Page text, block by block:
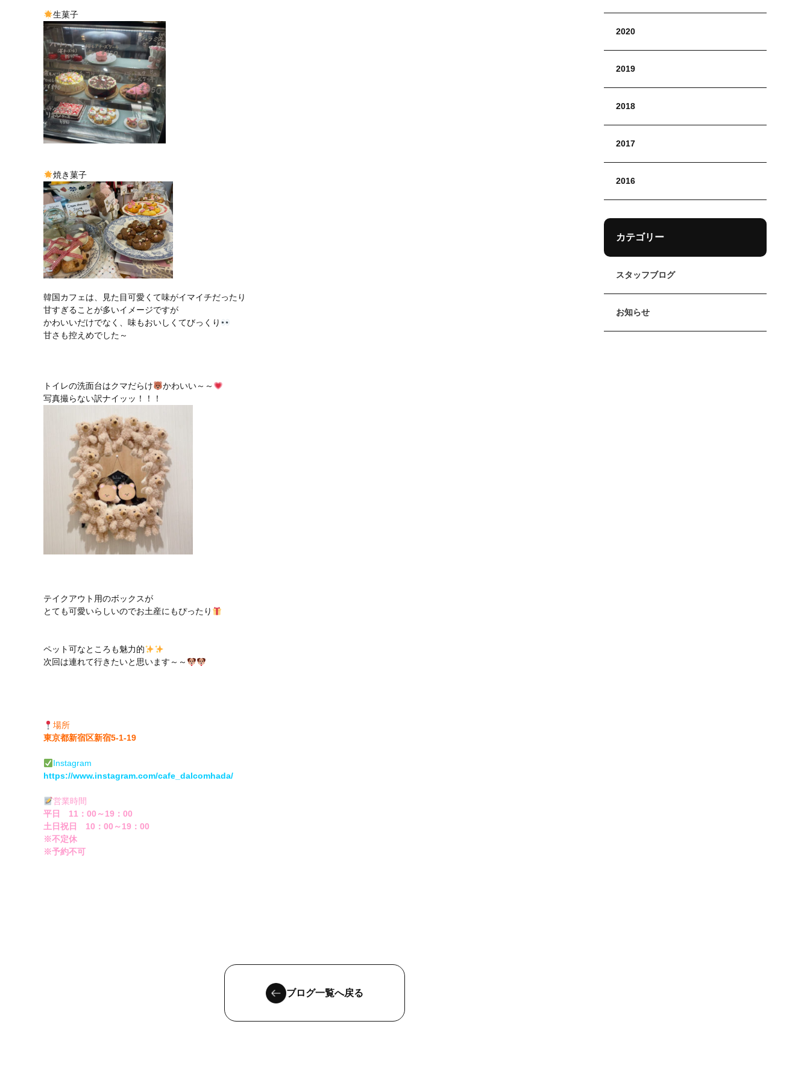
生菓子
焼き菓子
韓国カフェは、見た目可愛くて味がイマイチだったり
甘すぎることが多いイメージですが
かわいいだけでなく、味もおいしくてびっくり
甘さも控えめでした～
トイレの洗面台はクマだらけ
かわいい～～
写真撮らない訳ナイッッ！！！
テイクアウト用のボックスが
とても可愛いらしいのでお土産にもぴったり
ペット可なところも魅力的
次回は連れて行きたいと思います～～
場所
東京都新宿区新宿5-1-19
Instagram
https://www.instagram.com/cafe_dalcomhada/
営業時間
平日 11：00～19：00
土日祝日 10：00～19：00
※不定休
※予約不可
ブログ一覧へ戻る
2020
2019
2018
2017
2016
カテゴリー
スタッフブログ
お知らせ